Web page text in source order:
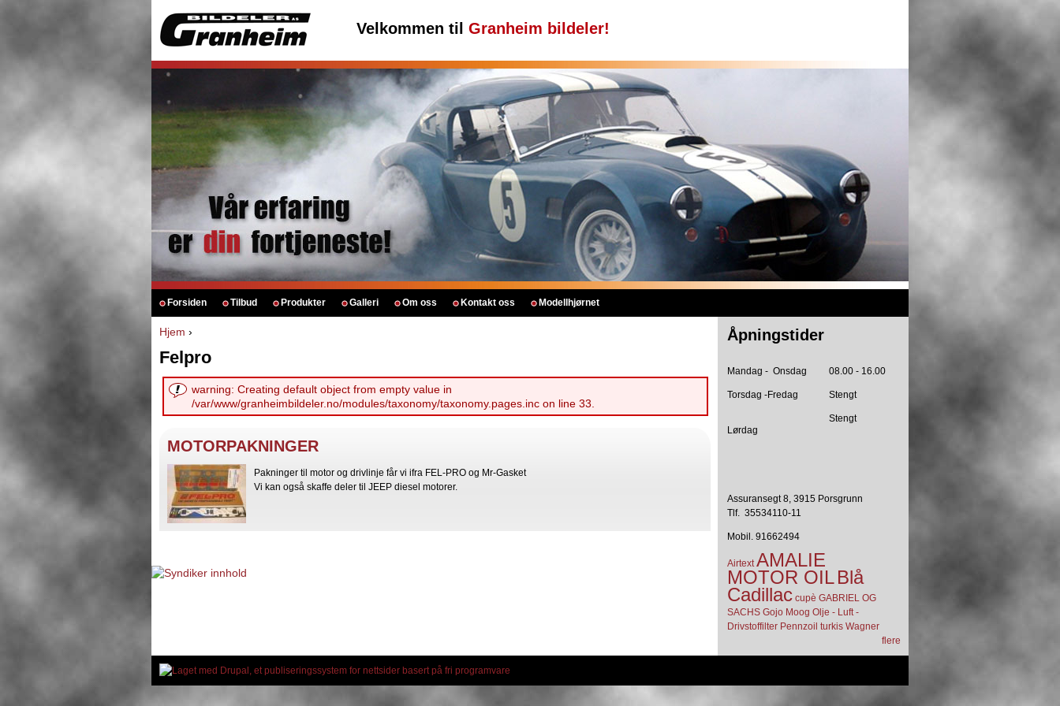
Velkommen til Granheim bildeler!
Forsiden Tilbud Produkter Galleri Om oss Kontakt oss Modellhjørnet
Hjem ›
Felpro
warning: Creating default object from empty value in
/var/www/granheimbildeler.no/modules/taxonomy/taxonomy.pages.inc on line 33.
MOTORPAKNINGER
Pakninger til motor og drivlinje får vi ifra FEL-PRO og Mr-Gasket
Vi kan også skaffe deler til JEEP diesel motorer.
Åpningstider
Mandag - Onsdag 08.00 - 16.00
Torsdag -Fredag Stengt
Lørdag
Stengt
Assuransegt 8, 3915 Porsgrunn
Tlf. 35534110-11
Mobil. 91662494
Airtext AMALIE
MOTOR OILBlå
Cadillac cupè GABRIEL OG
SACHS Gojo Moog Olje - Luft -
Drivstoffilter Pennzoil turkis Wagner
flere